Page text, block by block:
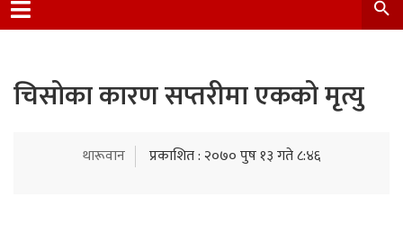
Nepal.
चिसोका कारण सप्तरीमा एकको मृत्यु
थारूवान प्रकाशित : २०७० पुष १३ गते ८:४६